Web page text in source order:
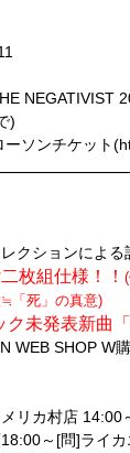
NEGATIVIST
)
ソンチケット
クションによ
枚組仕様！！
「死」の真意)
未発表新曲
WEB SHOP W
リカ村店
～[問]ライ